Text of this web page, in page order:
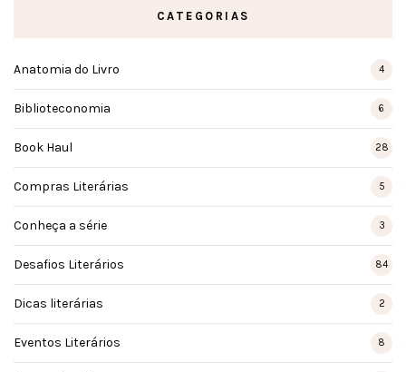
CATEGORIAS
Anatomia do Livro 4
Biblioteconomia 6
Book Haul 28
Compras Literárias 5
Conheça a série 3
Desafios Literários 84
Dicas literárias 2
Eventos Literários 8